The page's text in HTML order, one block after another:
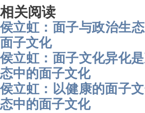
相关阅读
侯立虹：面子与政治
面子文化
侯立虹：面子文化异化
态中的面子文化
侯立虹：以健康的面子
态中的面子文化